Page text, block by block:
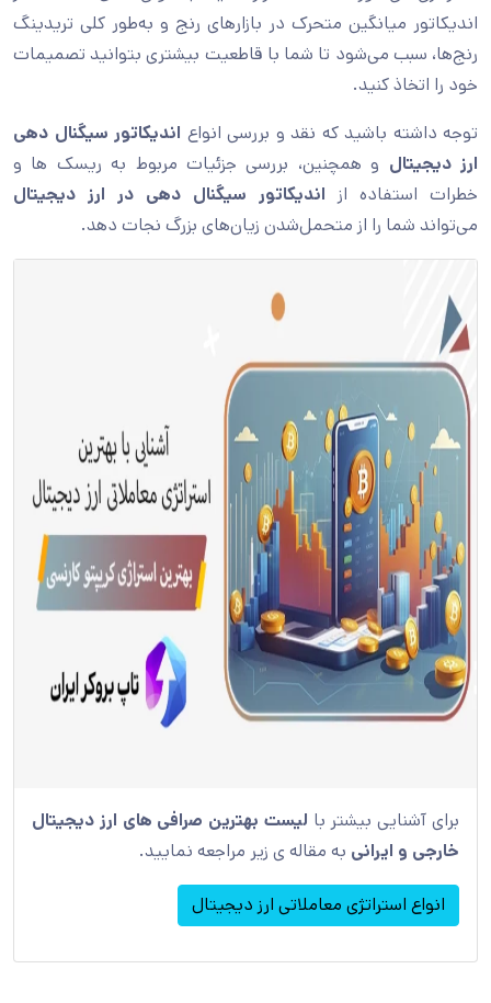
اندیکاتور میانگین متحرک در بازارهای رنج و به‌طور کلی تریدینگ
رنج‌ها، سبب می‌شود تا شما با قاطعیت بیشتری بتوانید تصمیمات
خود را اتخاذ کنید.
توجه داشته باشید که نقد و بررسی انواع اندیکاتور سیگنال دهی
ارز دیجیتال و همچنین، بررسی جزئیات مربوط به ریسک ها و
خطرات استفاده از اندیکاتور سیگنال دهی در ارز دیجیتال
می‌تواند شما را از متحمل‌شدن زیان‌های بزرگ نجات دهد.
برای آشنایی بیشتر با لیست بهترین صرافی های ارز دیجیتال
خارجی و ایرانی به مقاله ی زیر مراجعه نمایید.
انواع استراتژی معاملاتی ارز دیجیتال